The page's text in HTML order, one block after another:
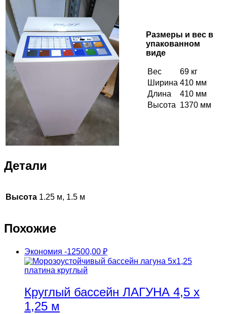
Размеры и вес в
упакованном
виде
Вес
69 кг
Ширина 410 мм
Длина
410 мм
Высота 1370 мм
Детали
Высота 1.25 м, 1.5 м
Похожие
Экономия -12500,00 ₽
Круглый бассейн ЛАГУНА 4,5 х
1,25 м